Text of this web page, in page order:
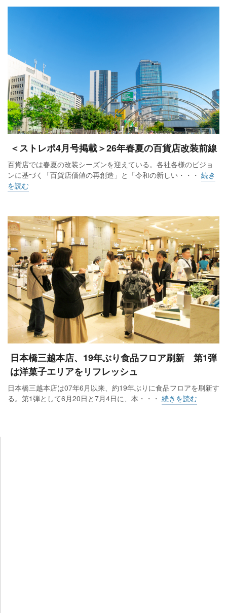
＜ストレポ4月号掲載＞26年春夏の百貨店改装前線
百貨店では春夏の改装シーズンを迎えている。各社各様のビジョ
ンに基づく「百貨店価値の再創造」と「令和の新しい・・・ 続き
を読む
日本橋三越本店、19年ぶり食品フロア刷新 第1弾
は洋菓子エリアをリフレッシュ
日本橋三越本店は07年6月以来、約19年ぶりに食品フロアを刷新す
る。第1弾として6月20日と7月4日に、本・・・ 続きを読む